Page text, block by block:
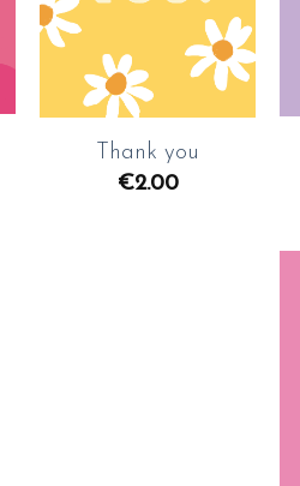
Thank you
€2.00